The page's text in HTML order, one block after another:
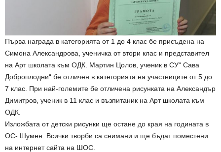
Първа награда в категорията от 1 до 4 клас бе присъдена на
Симона Александрова, ученичка от втори клас и представител
на Арт школата към ОДК. Мартин Цолов, ученик в СУ“ Сава
Доброплодни“ бе отличен в категорията на участниците от 5 до
7 клас. При най-големите бе отличена рисунката на Александър
Димитров, ученик в 11 клас и възпитаник на Арт школата към
ОДК.
Изложбата от детски рисунки ще остане до края на годината в
ОС- Шумен. Всички творби са снимани и ще бъдат поместени
на интернет сайта на ШОС.